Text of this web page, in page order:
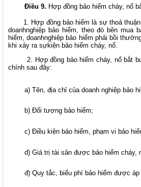
Điều 9. Hợp đồng bảo hiểm cháy, nổ
1. Hợp đồng bảo hiểm là sự thoả
doanhnghiệp bảo hiểm, theo đó bên mua
hiểm, doanhnghiệp bảo hiểm phải bồi
khi xảy ra sựkiện bảo hiểm cháy, nổ.
2. Hợp đồng bảo hiểm cháy, nổ bắt
chính sau đây:
a) Tên, địa chỉ của doanh nghiệp bảo
b) Đối tượng bảo hiểm;
c) Điều kiện bảo hiểm, phạm vi bảo
d) Giá trị tài sản được bảo hiểm cháy,
đ) Quy tắc, biểu phí bảo hiểm được áp